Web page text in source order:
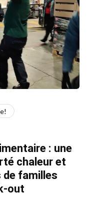
: une
chaleur et
familles
out